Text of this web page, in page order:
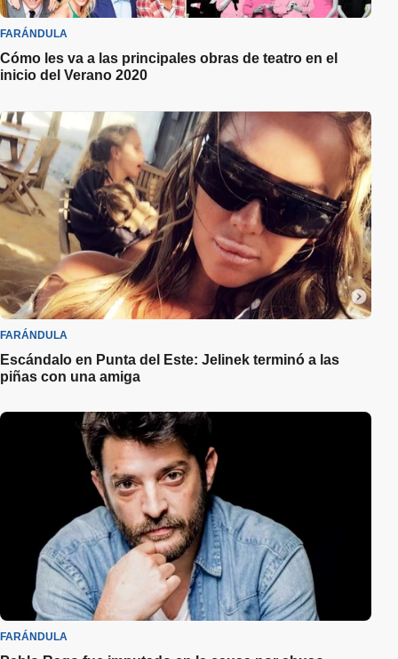
FARÁNDULA
Cómo les va a las principales obras de teatro en el
inicio del Verano 2020
FARÁNDULA
Escándalo en Punta del Este: Jelinek terminó a las
piñas con una amiga
FARÁNDULA